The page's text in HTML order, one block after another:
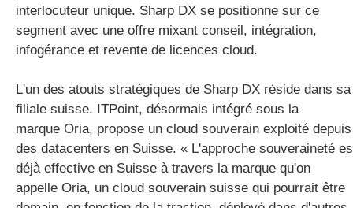
interlocuteur unique. Sharp DX se positionne sur ce
segment avec une offre mixant conseil, intégration,
infogérance et revente de licences cloud.
L'un des atouts stratégiques de Sharp DX réside dans sa
filiale suisse. ITPoint, désormais intégré sous la
marque Oria, propose un cloud souverain exploité depuis
des datacenters en Suisse. « L'approche souveraineté
déjà effective en Suisse à travers la marque qu'on
appelle Oria, un cloud souverain suisse qui pourrait être